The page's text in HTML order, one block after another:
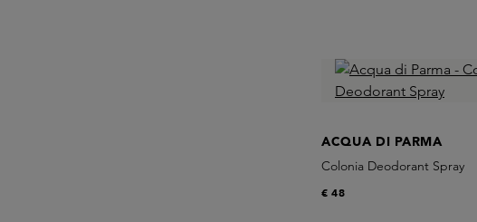
ACQUA DI PARMA
Colonia Deodorant Spray
€ 48